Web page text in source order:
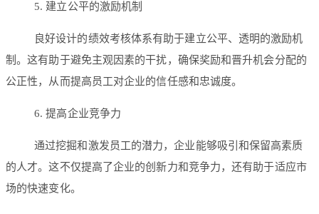
5. 建立公平的激励机制
良好设计的绩效考核体系有助于建立公平、透明的激励机
制。这有助于避免主观因素的干扰，确保奖励和晋升机会分配的
公正性，从而提高员工对企业的信任感和忠诚度。
6. 提高企业竞争力
通过挖掘和激发员工的潜力，企业能够吸引和保留高素质
的人才。这不仅提高了企业的创新力和竞争力，还有助于适应市
场的快速变化。